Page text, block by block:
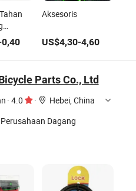
0,40
Aksesoris
US$4,30-4,60
Parts Co., Ltd
· 4.0 ·
Hebei, China
Dagang